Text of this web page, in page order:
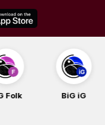
Folk BiG iG